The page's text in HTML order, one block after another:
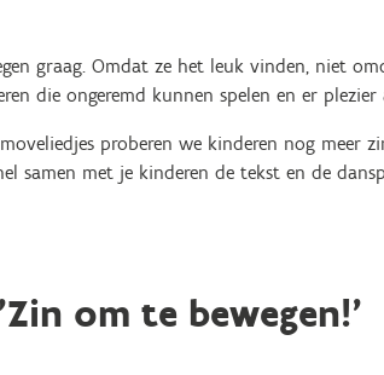
graag. Omdat ze het leuk vinden, niet
die ongeremd kunnen spelen en er
proberen we kinderen nog meer
samen met je kinderen de tekst en de
om te bewegen!'